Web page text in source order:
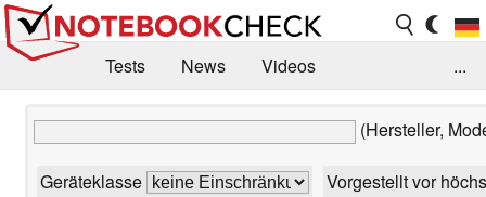
Tests News
Videos
...
(Hersteller,
Geräteklasse
Vorgestellt vor